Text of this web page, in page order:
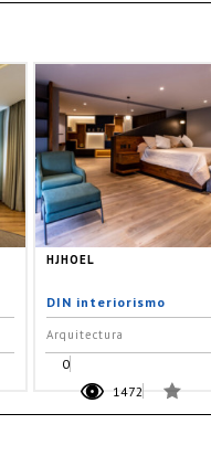
HJHOEL
DIN interiorismo
Arquitectura
0
1472